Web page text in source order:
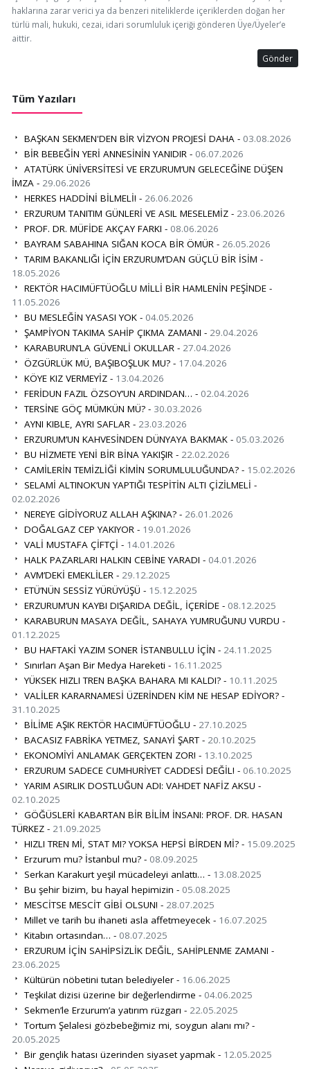
haklarına zarar verici ya da benzeri niteliklerde içeriklerden doğan her
türlü mali, hukuki, cezai, idari sorumluluk içeriği gönderen Üye/Üyeler’e
aittir.
Gönder
Tüm Yazıları
BAŞKAN SEKMEN'DEN BİR VİZYON PROJESİ DAHA - 03.08.2026
BİR BEBEĞİN YERİ ANNESİNİN YANIDIR - 06.07.2026
ATATÜRK ÜNİVERSİTESİ VE ERZURUM’UN GELECEĞİNE DÜŞEN
İMZA - 29.06.2026
HERKES HADDİNİ BİLMELİ! - 26.06.2026
ERZURUM TANITIM GÜNLERİ VE ASIL MESELEMİZ - 23.06.2026
PROF. DR. MÜFİDE AKÇAY FARKI - 08.06.2026
BAYRAM SABAHINA SIĞAN KOCA BİR ÖMÜR - 26.05.2026
TARIM BAKANLIĞI İÇİN ERZURUM’DAN GÜÇLÜ BİR İSİM -
18.05.2026
REKTÖR HACIMÜFTÜOĞLU MİLLİ BİR HAMLENİN PEŞİNDE -
11.05.2026
BU MESLEĞİN YASASI YOK - 04.05.2026
ŞAMPİYON TAKIMA SAHİP ÇIKMA ZAMANI - 29.04.2026
KARABURUN’LA GÜVENLİ OKULLAR - 27.04.2026
ÖZGÜRLÜK MÜ, BAŞIBOŞLUK MU? - 17.04.2026
KÖYE KIZ VERMEYİZ - 13.04.2026
FERİDUN FAZIL ÖZSOY’UN ARDINDAN… - 02.04.2026
TERSİNE GÖÇ MÜMKÜN MÜ? - 30.03.2026
AYNI KIBLE, AYRI SAFLAR - 23.03.2026
ERZURUM’UN KAHVESİNDEN DÜNYAYA BAKMAK - 05.03.2026
BU HİZMETE YENİ BİR BİNA YAKIŞIR - 22.02.2026
CAMİLERİN TEMİZLİĞİ KİMİN SORUMLULUĞUNDA? - 15.02.2026
SELAMİ ALTINOK’UN YAPTIĞI TESPİTİN ALTI ÇİZİLMELİ -
02.02.2026
NEREYE GİDİYORUZ ALLAH AŞKINA? - 26.01.2026
DOĞALGAZ CEP YAKIYOR - 19.01.2026
VALİ MUSTAFA ÇİFTÇİ - 14.01.2026
HALK PAZARLARI HALKIN CEBİNE YARADI - 04.01.2026
AVM’DEKİ EMEKLİLER - 29.12.2025
ETÜ’NÜN SESSİZ YÜRÜYÜŞÜ - 15.12.2025
ERZURUM’UN KAYBI DIŞARIDA DEĞİL, İÇERİDE - 08.12.2025
KARABURUN MASAYA DEĞİL, SAHAYA YUMRUĞUNU VURDU -
01.12.2025
BU HAFTAKİ YAZIM SONER İSTANBULLU İÇİN - 24.11.2025
Sınırları Aşan Bir Medya Hareketi - 16.11.2025
YÜKSEK HIZLI TREN BAŞKA BAHARA MI KALDI? - 10.11.2025
VALİLER KARARNAMESİ ÜZERİNDEN KİM NE HESAP EDİYOR? -
31.10.2025
BİLİME AŞIK REKTÖR HACIMÜFTÜOĞLU - 27.10.2025
BACASIZ FABRİKA YETMEZ, SANAYİ ŞART - 20.10.2025
EKONOMİYİ ANLAMAK GERÇEKTEN ZOR! - 13.10.2025
ERZURUM SADECE CUMHURİYET CADDESİ DEĞİL! - 06.10.2025
YARIM ASIRLIK DOSTLUĞUN ADI: VAHDET NAFİZ AKSU -
02.10.2025
GÖĞÜSLERİ KABARTAN BİR BİLİM İNSANI: PROF. DR. HASAN
TÜRKEZ - 21.09.2025
HIZLI TREN Mİ, STAT MI? YOKSA HEPSİ BİRDEN Mİ? - 15.09.2025
Erzurum mu? İstanbul mu? - 08.09.2025
Serkan Karakurt yeşil mücadeleyi anlattı… - 13.08.2025
Bu şehir bizim, bu hayal hepimizin - 05.08.2025
MESCİTSE MESCİT GİBİ OLSUN! - 28.07.2025
Millet ve tarih bu ihaneti asla affetmeyecek - 16.07.2025
Kitabın ortasından… - 08.07.2025
ERZURUM İÇİN SAHİPSİZLİK DEĞİL, SAHİPLENME ZAMANI -
23.06.2025
Kültürün nöbetini tutan belediyeler - 16.06.2025
Teşkilat dizisi üzerine bir değerlendirme - 04.06.2025
Sekmen’le Erzurum’a yatırım rüzgarı - 22.05.2025
Tortum Şelalesi gözbebeğimiz mi, soygun alanı mı? -
20.05.2025
Bir gençlik hatası üzerinden siyaset yapmak - 12.05.2025